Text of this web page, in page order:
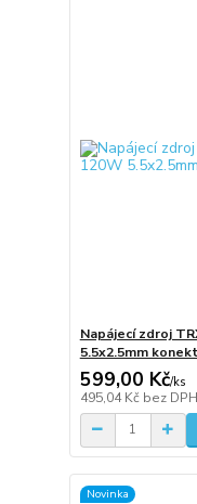
Napájecí zdroj
5.5x2.5mm
599,00 Kč/ks
495,04 Kč bez DPH
Novinka